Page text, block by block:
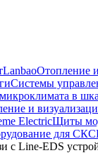
LanbaoОтопление
Системы
в
и
ElectricЩиты
для СКС
с Line-EDS